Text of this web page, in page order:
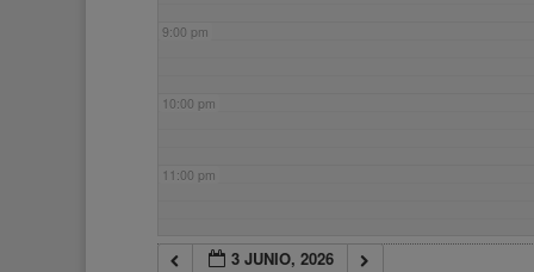
9:00 pm
10:00 pm
11:00 pm
3 JUNIO, 2026